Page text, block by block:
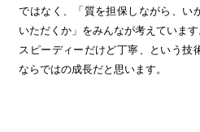
ではなく、「質を担保しながら、い
いただくか」をみんなが考えています
スピーディーだけど丁寧、という技
ならではの成長だと思います。